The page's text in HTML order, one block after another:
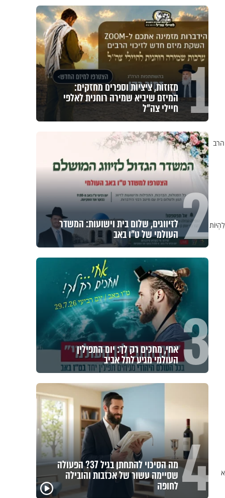
1 מזוזות, ציציות וספרים מחזקים:
המיזם שיביא שמירה רוחנית לאלפי
חיילי צה"ל
2 לזיווגים, שלום בית וישועות: המשדר
העולמי של ט"ו באב
3 אחי, מחכים רק לך: יום התפילין
העולמי מגיע לתל אביב
4 מה הסיכוי להתחתן בגיל 37? הפעולה
שסיימה עשור של אכזבות והובילה
לחופה